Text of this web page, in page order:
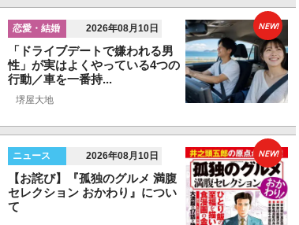
恋愛・結婚 2026年08月10日
「ドライブデートで嫌われる男
性」が実はよくやっている4つの
行動／車を一番持...
堺屋大地
NEW!
ニュース 2026年08月10日
【お詫び】『孤独のグルメ 満腹
セレクション おかわり』につい
て
NEW!